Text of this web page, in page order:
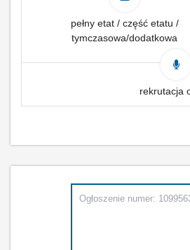
pełny etat / część etatu /
tymczasowa/dodatkowa
rekrutacja
Ogłoszenie numer: